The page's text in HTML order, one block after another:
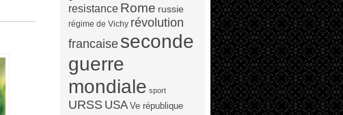
resistance Rome russie
régime de Vichy révolution
francaise seconde
guerre
mondiale sport
URSS USA Ve république